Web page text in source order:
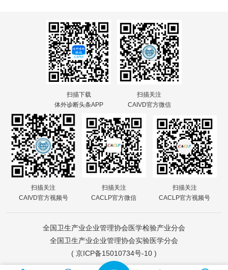
扫描下载
体外诊断头条APP
扫描关注
CAIVD官方微信
扫描关注
CAIVD官方视频号
扫描关注
CACLP官方微信
扫描关注
CACLP官方视频号
全国卫生产业企业管理协会医学检验产业分会
全国卫生产业企业管理协会实验医学分会
( 京ICP备15010734号-10)